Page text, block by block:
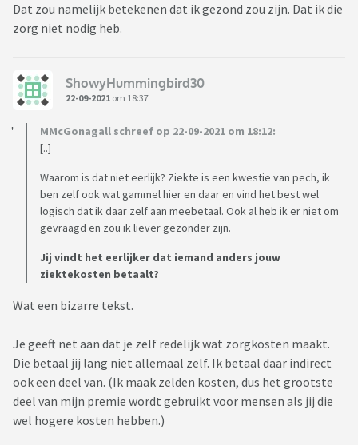
Dat zou namelijk betekenen dat ik gezond zou zijn. Dat ik die
zorg niet nodig heb.
ShowyHummingbird30
22-09-2021 om 18:37
MMcGonagall schreef op 22-09-2021 om 18:12:
[..]
Waarom is dat niet eerlijk? Ziekte is een kwestie van pech, ik
ben zelf ook wat gammel hier en daar en vind het best wel
logisch dat ik daar zelf aan meebetaal. Ook al heb ik er niet om
gevraagd en zou ik liever gezonder zijn.
Jij vindt het eerlijker dat iemand anders jouw
ziektekosten betaalt?
Wat een bizarre tekst.
Je geeft net aan dat je zelf redelijk wat zorgkosten maakt.
Die betaal jij lang niet allemaal zelf. Ik betaal daar indirect
ook een deel van. (Ik maak zelden kosten, dus het grootste
deel van mijn premie wordt gebruikt voor mensen als jij die
wel hogere kosten hebben.)